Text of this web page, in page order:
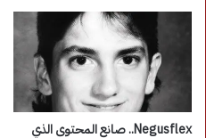
Negusflex.. صانع المحتوى الذي